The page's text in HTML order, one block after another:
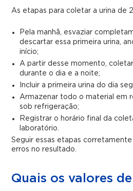
As etapas para coletar a urina de
Pela manhã, esvaziar
descartar essa primeira urina,
início;
A partir desse momento,
durante o dia e a noite;
Incluir a primeira urina do dia
Armazenar todo o material em
sob refrigeração;
Registrar o horário final da
laboratório.
Seguir essas etapas
erros no resultado.
Quais os valores